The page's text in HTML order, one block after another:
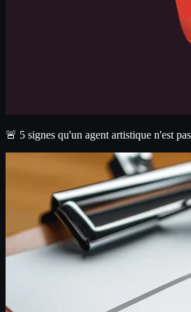
🚨 5 signes qu'un agent artistique n'est